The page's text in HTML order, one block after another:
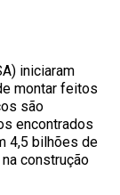
iniciaram
montar feitos
são
encontrados
4,5 bilhões de
construção